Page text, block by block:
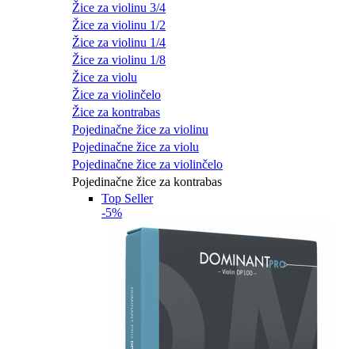
Žice za violinu 3/4
Žice za violinu 1/2
Žice za violinu 1/4
Žice za violinu 1/8
Žice za violu
Žice za violinčelo
Žice za kontrabas
Pojedinačne žice za violinu
Pojedinačne žice za violu
Pojedinačne žice za violinčelo
Pojedinačne žice za kontrabas
Top Seller
-5%